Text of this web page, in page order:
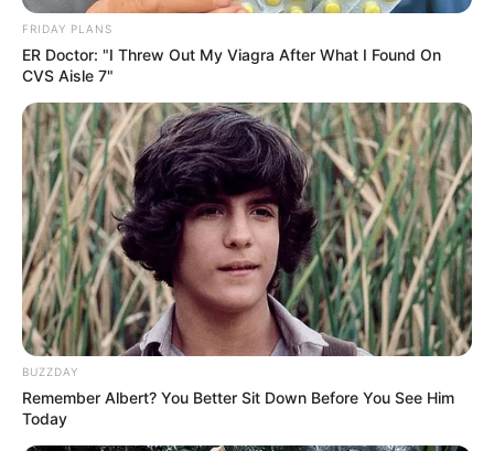
possíveis escalações.
31.março.2026.Atualizadoem 01.abril.2026.
WhatsApp: Rede do JASB |Amistoso desta terça-feira (31) será o
último teste antes da convocação final para a Copa do Mundo.
-ad3
21h (horário de Brasília), para enfrentar a Croácia em um amistoso
FRIDAY PLANS
ER Doctor: "I Threw Out My Viagra After What I Found On
CVS Aisle 7"
BUZZDAY
Remember Albert? You Better Sit Down Before You See Him
Today